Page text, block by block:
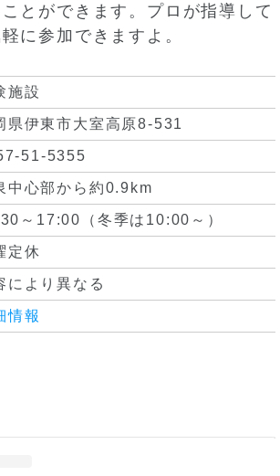
とができます。プロが指導して
に参加できますよ。
施設
県伊東市大室高原8-531
51-5355
中心部から約0.9km
～17:00（冬季は10:00～）
定休
により異なる
情報